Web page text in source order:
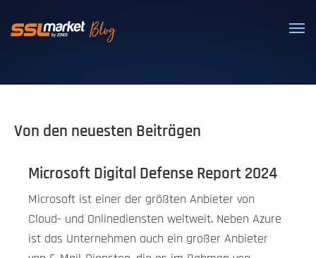
Vertrauenswürdige SSL/TLS-
Von den neuesten Beiträgen
Microsoft Digital Defense Report 2024
Microsoft ist einer der größten Anbieter von
Cloud- und Onlinediensten weltweit. Neben Azure
ist das Unternehmen auch ein großer Anbieter